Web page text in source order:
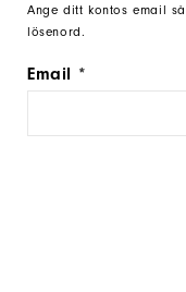
Ange ditt kontos email
lösenord.
Email